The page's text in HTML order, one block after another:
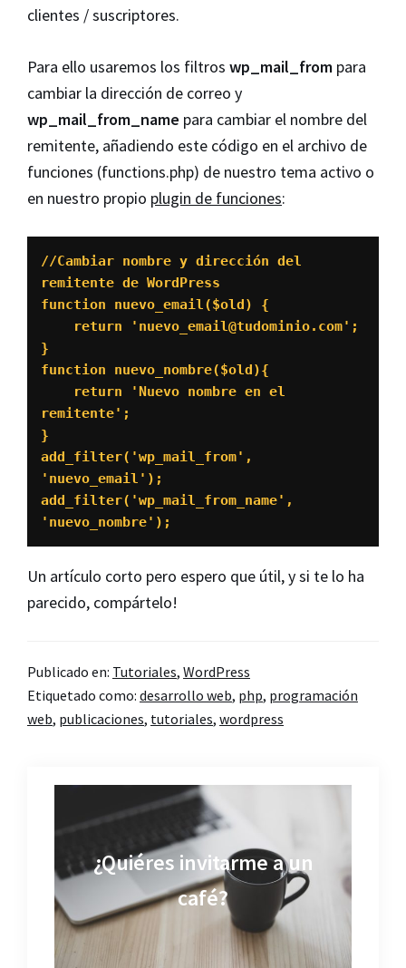
clientes / suscriptores.
Para ello usaremos los filtros wp_mail_from para
cambiar la dirección de correo y
wp_mail_from_name para cambiar el nombre del
remitente, añadiendo este código en el archivo de
funciones (functions.php) de nuestro tema activo o
en nuestro propio plugin de funciones:
//Cambiar nombre y dirección del
remitente de WordPress
function nuevo_email($old) {
}
function nuevo_nombre($old){
remitente';
}
add_filter('wp_mail_from',
'nuevo_email');
add_filter('wp_mail_from_name',
'nuevo_nombre');
Un artículo corto pero espero que útil, y si te lo ha
parecido, compártelo!
Publicado en: Tutoriales, WordPress
Etiquetado como: desarrollo web, php, programación
web, publicaciones, tutoriales, wordpress
¿Quiéres invitarme a un
café?